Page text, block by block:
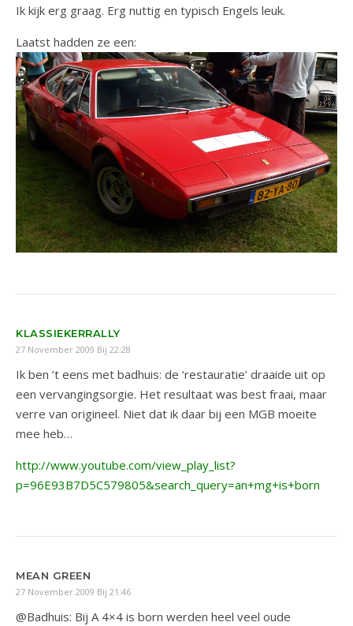
Ik kijk erg graag. Erg nuttig en typisch Engels leuk.
Laatst hadden ze een:
KLASSIEKERRALLY
27 November 2009 Bij 22:28
Ik ben ’t eens met badhuis: de ‘restauratie’ draaide uit op
een vervangingsorgie. Het resultaat was best fraai, maar
verre van origineel. Niet dat ik daar bij een MGB moeite
mee heb…
http://www.youtube.com/view_play_list?
p=96E93B7D5C579805&search_query=an+mg+is+born
MEAN GREEN
27 November 2009 Bij 21:46
@Badhuis: Bij A 4×4 is born werden heel veel oude